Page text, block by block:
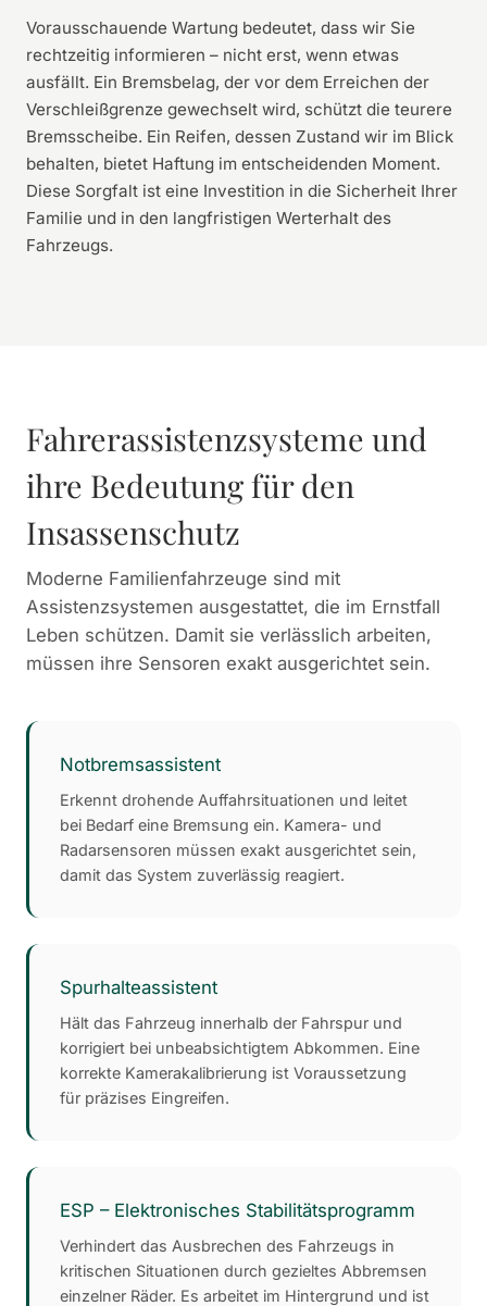
Vorausschauende Wartung bedeutet, dass wir Sie
rechtzeitig informieren – nicht erst, wenn etwas
ausfällt. Ein Bremsbelag, der vor dem Erreichen der
Verschleißgrenze gewechselt wird, schützt die teurere
Bremsscheibe. Ein Reifen, dessen Zustand wir im Blick
behalten, bietet Haftung im entscheidenden Moment.
Diese Sorgfalt ist eine Investition in die Sicherheit Ihrer
Familie und in den langfristigen Werterhalt des
Fahrzeugs.
Fahrerassistenzsysteme und
ihre Bedeutung für den
Insassenschutz
Moderne Familienfahrzeuge sind mit
Assistenzsystemen ausgestattet, die im Ernstfall
Leben schützen. Damit sie verlässlich arbeiten,
müssen ihre Sensoren exakt ausgerichtet sein.
Notbremsassistent
Erkennt drohende Auffahrsituationen und leitet
bei Bedarf eine Bremsung ein. Kamera- und
Radarsensoren müssen exakt ausgerichtet sein,
damit das System zuverlässig reagiert.
Spurhalteassistent
Hält das Fahrzeug innerhalb der Fahrspur und
korrigiert bei unbeabsichtigtem Abkommen. Eine
korrekte Kamerakalibrierung ist Voraussetzung
für präzises Eingreifen.
ESP – Elektronisches Stabilitätsprogramm
Verhindert das Ausbrechen des Fahrzeugs in
kritischen Situationen durch gezieltes Abbremsen
einzelner Räder. Es arbeitet im Hintergrund und ist